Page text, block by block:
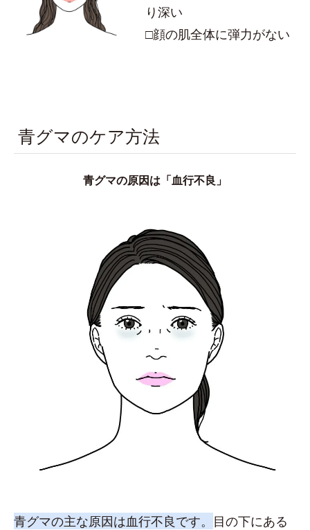
り深い
□顔の肌全体に弾力がない
青グマのケア方法
青グマの原因は「血行不良」
青グマの主な原因は血行不良です。 目の下にある